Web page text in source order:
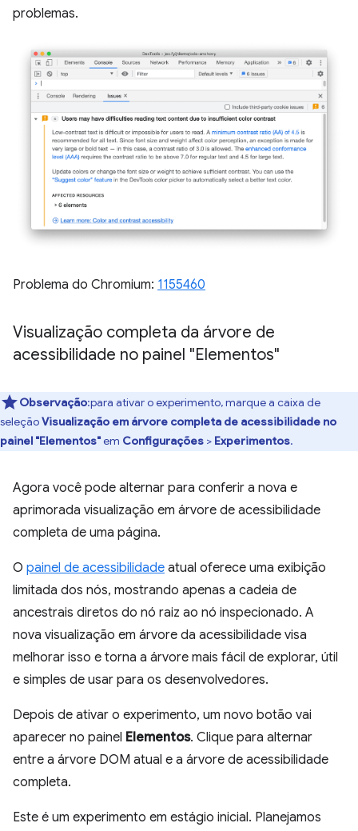
problemas.
Problema do Chromium: 1155460
Visualização completa da árvore de
acessibilidade no painel "Elementos"
Observação:para ativar o experimento, marque a caixa de
seleçãoVisualização em árvore completa de acessibilidade no
painel "Elementos"em Configurações > Experimentos.
Agora você pode alternar para conferir a nova e
aprimorada visualização em árvore de acessibilidade
completa de uma página.
O painel de acessibilidade atual oferece uma exibição
limitada dos nós, mostrando apenas a cadeia de
ancestrais diretos do nó raiz ao nó inspecionado. A
nova visualização em árvore da acessibilidade visa
melhorar isso e torna a árvore mais fácil de explorar, útil
e simples de usar para os desenvolvedores.
Depois de ativar o experimento, um novo botão vai
aparecer no painel Elementos. Clique para alternar
entre a árvore DOM atual e a árvore de acessibilidade
completa.
Este é um experimento em estágio inicial. Planejamos